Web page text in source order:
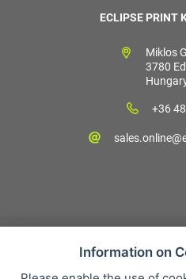
ECLIPSE PRINT
Miklos
3780
+36
Information on